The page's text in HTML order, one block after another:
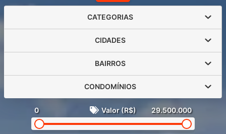
CATEGORIAS
CIDADES
BAIRROS
CONDOMÍNIOS
0 Valor (R$) 29.500.000